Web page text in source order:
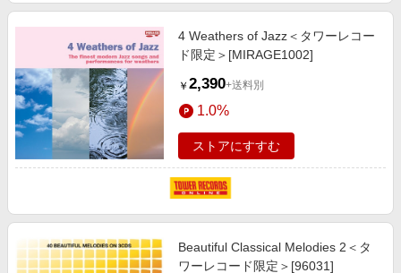
4 Weathers of Jazz＜タワーレコー
ド限定＞[MIRAGE1002]
￥ 2,390+送料別
1.0%
ストアにすすむ
Beautiful Classical Melodies 2＜タ
ワーレコード限定＞[96031]